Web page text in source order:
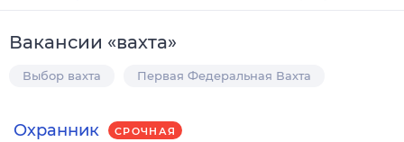
Вакансии «вахта»
Выбор вахта Первая Федеральная Вахта
Охранник СРОЧНАЯ